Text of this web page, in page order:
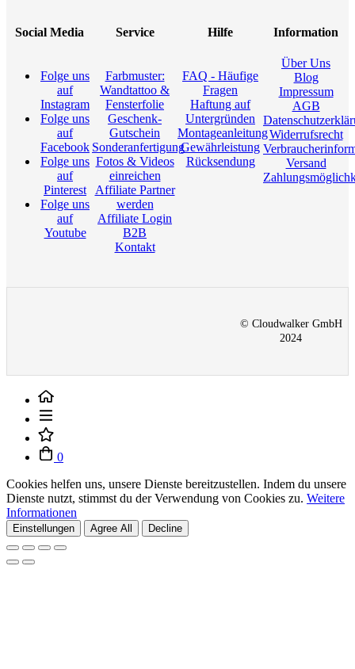
Social Media
Folge uns
auf
Instagram
Folge uns
auf
Facebook
Folge uns
auf
Pinterest
Folge uns
auf
Youtube
Service
Farbmuster:
Wandtattoo &
Fensterfolie
Geschenk-
Gutschein
Sonderanfertigung
Fotos & Videos
einreichen
Affiliate Partner
werden
Affiliate Login
B2B
Kontakt
Hilfe
FAQ - Häufige
Fragen
Haftung auf
Untergründen
Montageanleitung
Gewährleistung
Rücksendung
Information
Über Uns
Blog
Impressum
AGB
Widerrufsrecht
Versand
© Cloudwalker GmbH
2024
0
Cookies helfen uns, unsere Dienste bereitzustellen. Indem du unsere
Dienste nutzt, stimmst du der Verwendung von Cookies zu. Weitere
Informationen
Einstellungen Agree All Decline